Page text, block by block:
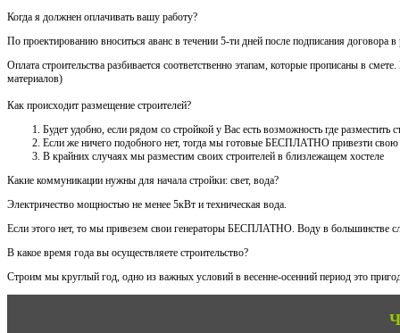
Когда я должнен оплачивать вашу работу?
По проектированию вноситься аванс в течении 5-ти дней после подписания
Оплата строительства разбивается соответственно этапам, которые прописаны в
материалов)
Как происходит размещение строителей?
Будет удобно, если рядом со стройкой у Вас есть возможность где
Если же ничего подобного нет, тогда мы готовые БЕСПЛАТНО привезти свою
В крайних случаях мы разместим своих строителей в близлежащем хостеле
Какие коммуникации нужны для начала стройки: свет, вода?
Электричество мощностью не менее 5кВт и техническая вода.
Если этого нет, то мы привезем свои генераторы БЕСПЛАТНО. Воду в большинстве
В какое время года вы осуществляете строительство?
Строим мы круглый год, одно из важных условий в весенне-осенний период это